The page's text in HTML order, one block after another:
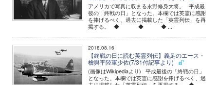
アメリカで写真に収まる永野修身大将。 平成最
後の「終戦の日」となった。本欄では英霊に感謝
を捧げるべく、過去に掲載した「英霊列伝」を再
掲する。 ◆ ◆ ◆ ...
2018.08.16
【終戦の日に読む英霊列伝】義足のエース・
檜與平陸軍少佐(7/31付記事より)
(画像はWikipediaより) 平成最後の「終戦の日」
となった。本欄では英霊に感謝を捧げるべく、過